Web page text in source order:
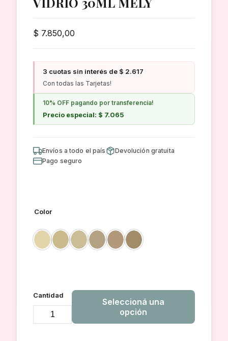
$ 7.850,00
3 cuotas sin interés de $ 2.617
Con todas las Tarjetas!
10% OFF pagando por transferencia!
Precio especial: $ 7.065
Envíos a todo el país
Devolución gratuita
Pago seguro
Color
Cantidad
BASE
Seleccioná una
opción